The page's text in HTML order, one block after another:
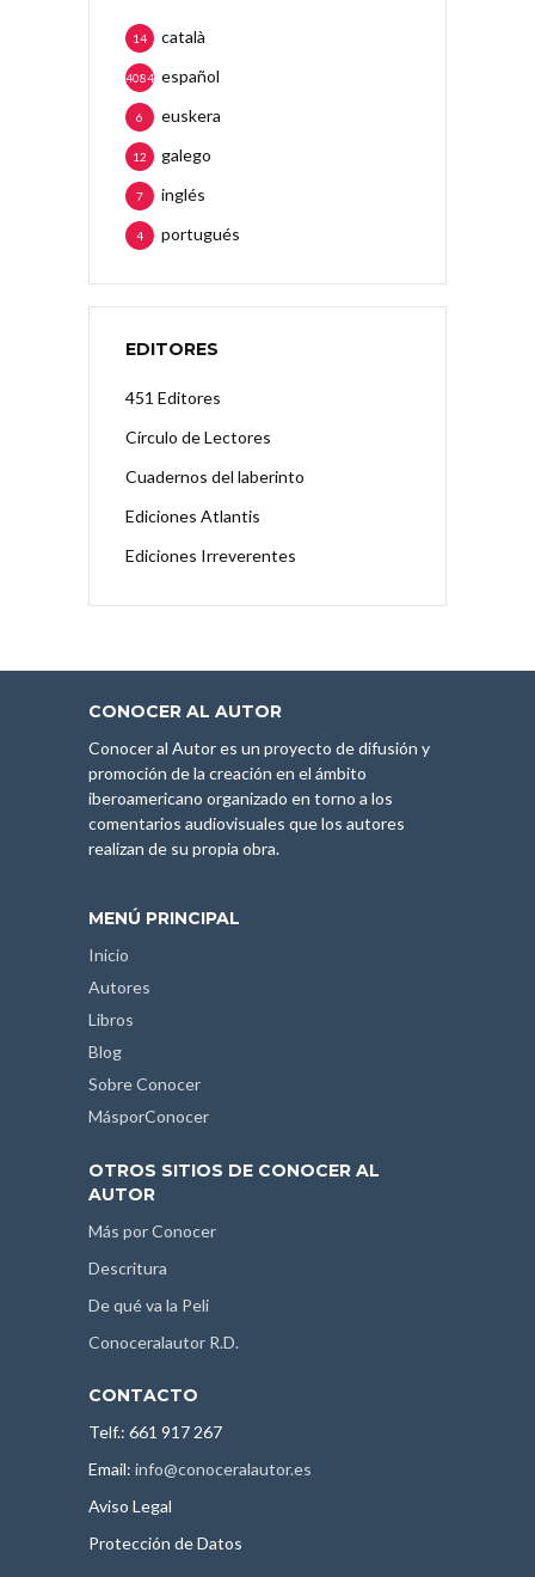
català
14
español
4084
euskera
6
galego
12
inglés
7
portugués
4
EDITORES
451 Editores
Círculo de Lectores
Cuadernos del laberinto
Ediciones Atlantis
Ediciones Irreverentes
CONOCER AL AUTOR
Conocer al Autor es un proyecto de difusión y
promoción de la creación en el ámbito
iberoamericano organizado en torno a los
comentarios audiovisuales que los autores
realizan de su propia obra.
MENÚ PRINCIPAL
Inicio
Autores
Libros
Blog
Sobre Conocer
MásporConocer
OTROS SITIOS DE CONOCER AL
AUTOR
Más por Conocer
Descritura
De qué va la Peli
Conoceralautor R.D.
CONTACTO
Telf.: 661 917 267
Email: info@conoceralautor.es
Aviso Legal
Protección de Datos